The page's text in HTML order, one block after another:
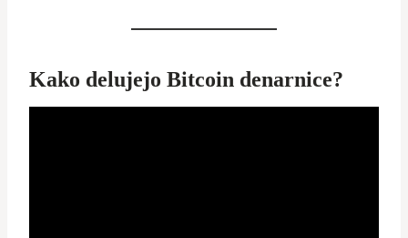
Kako delujejo Bitcoin denarnice?